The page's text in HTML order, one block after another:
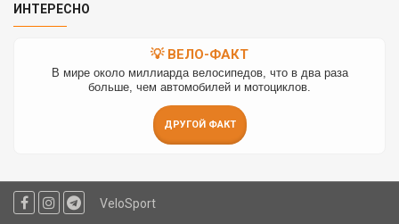
ИНТЕРЕСНО
💡 ВЕЛО-ФАКТ
В мире около миллиарда велосипедов, что в два раза
больше, чем автомобилей и мотоциклов.
ДРУГОЙ ФАКТ
VeloSport